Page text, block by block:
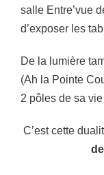
salle Entre’vue
d’exposer les
De la lumière
(Ah la Pointe
2 pôles de sa
C’est cette